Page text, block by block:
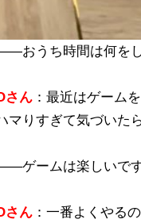
おうち時間は何を
さん ：最近はゲーム
マりすぎて気づいた
ゲームは楽しいで
さん ：一番よくやる